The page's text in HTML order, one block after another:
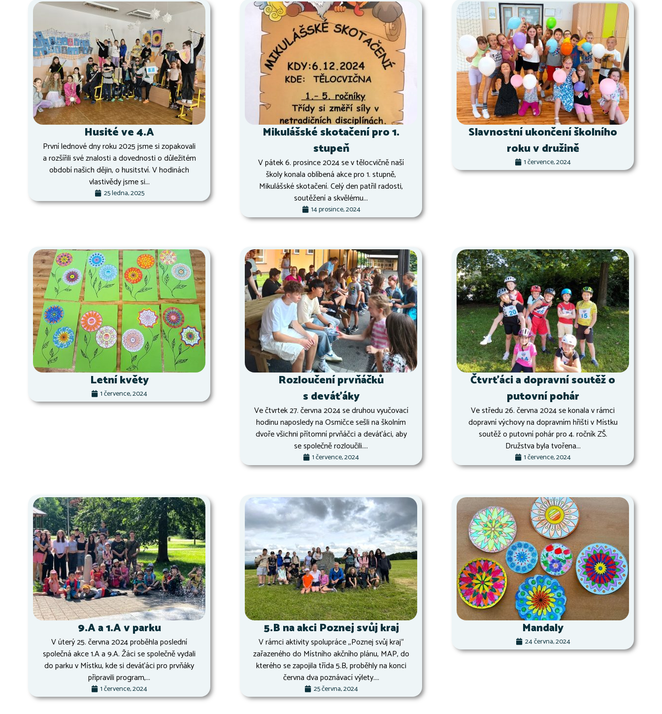
Husité ve 4.A
První lednové dny roku 2025 jsme si zopakovali
a rozšířili své znalosti a dovednosti o důležitém
období našich dějin, o husitství. V hodinách
vlastivědy jsme si...
25 ledna, 2025
Mikulášské skotačení pro 1.
stupeň
V pátek 6. prosince 2024 se v tělocvičně naší
školy konala oblíbená akce pro 1. stupně,
Mikulášské skotačení. Celý den patřil radosti,
soutěžení a skvělému...
14 prosince, 2024
Slavnostní ukončení školního
roku v družině
1 července, 2024
Letní květy
1 července, 2024
Rozloučení prvňáčků
s deváťáky
Ve čtvrtek 27. června 2024 se druhou vyučovací
hodinu naposledy na Osmičce sešli na školním
dvoře všichni přítomní prvňáčci a deváťáci, aby
se společně rozloučili....
1 července, 2024
Čtvrťáci a dopravní soutěž o
putovní pohár
Ve středu 26. června 2024 se konala v rámci
dopravní výchovy na dopravním hřišti v Místku
soutěž o putovní pohár pro 4. ročník ZŠ.
Družstva byla tvořena...
1 července, 2024
9.A a 1.A v parku
V úterý 25. června 2024 proběhla poslední
společná akce 1.A a 9.A. Žáci se společně vydali
do parku v Místku, kde si deváťáci pro prvňáky
připravili program,...
1 července, 2024
5.B na akci Poznej svůj kraj
V rámci aktivity spolupráce ,,Poznej svůj kraj“
zařazeného do Místního akčního plánu, MAP, do
kterého se zapojila třída 5.B, proběhly na konci
června dva poznávací výlety....
25 června, 2024
Mandaly
24 června, 2024